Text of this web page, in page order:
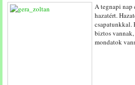
A tegnapi nap
hazatért.
csapatunkkal.
biztos
mondatok